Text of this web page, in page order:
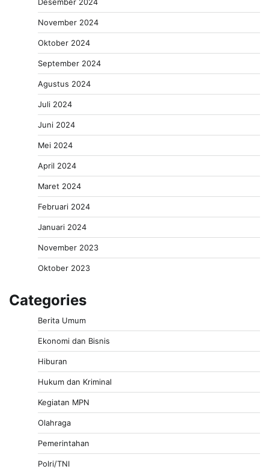
November 2024
Oktober 2024
September 2024
Agustus 2024
Juli 2024
Juni 2024
Mei 2024
April 2024
Maret 2024
Februari 2024
Januari 2024
November 2023
Oktober 2023
Categories
Berita Umum
Ekonomi dan Bisnis
Hiburan
Hukum dan Kriminal
Kegiatan MPN
Olahraga
Pemerintahan
Polri/TNI